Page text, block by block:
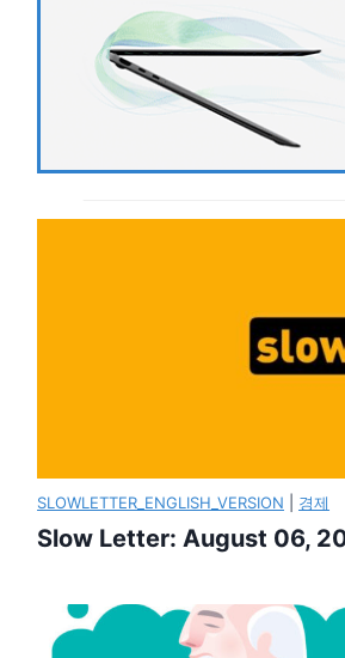
SLOWLETTER_ENGLISH_VERSION 경제
Slow Letter: August 06,